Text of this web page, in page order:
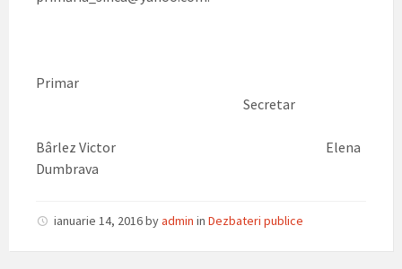
Primar
Secretar
Bârlez Victor Elena
Dumbrava
ianuarie 14, 2016byadmin in Dezbateri publice